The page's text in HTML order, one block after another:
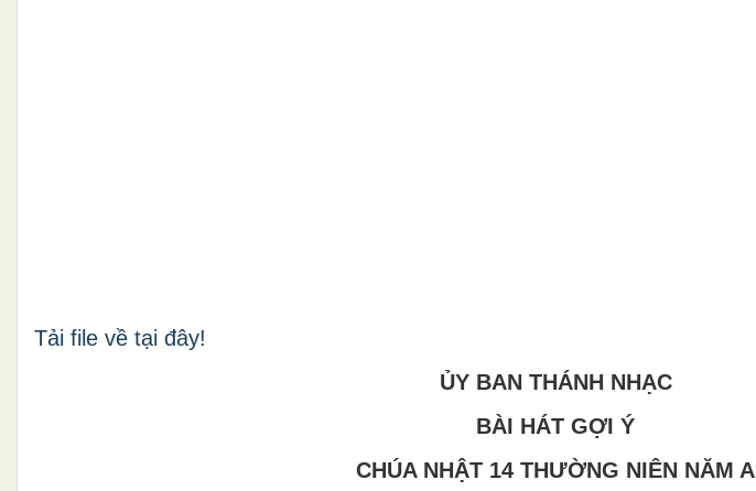
Tải file về tại đây!
ỦY BAN THÁNH NHẠC
BÀI HÁT GỢI Ý
CHÚA NHẬT 14 THƯỜNG NIÊN NĂM A